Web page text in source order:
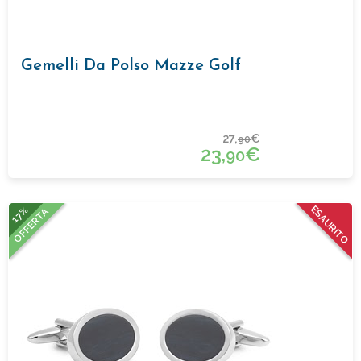
Gemelli Da Polso Mazze Golf
27,90€
23,90€
ESAURITO
17%
OFFERTA